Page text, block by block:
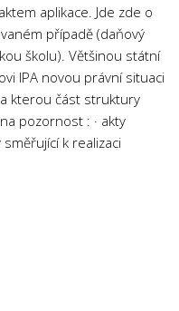
aplikace. Jde zde o
případě (daňový
školu). Většinou státní
IPA novou právní situaci
kterou část struktury
pozornost : · akty
směřující k realizaci